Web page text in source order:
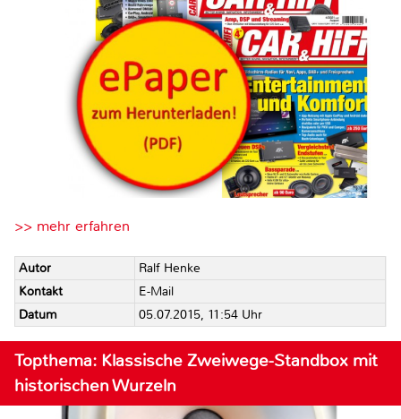
>> mehr erfahren
Autor
Ralf Henke
Kontakt
E-Mail
Datum
05.07.2015, 11:54 Uhr
Topthema: Klassische Zweiwege-Standbox mit
historischen Wurzeln